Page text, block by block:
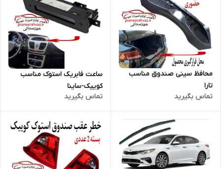
محافظ سینی صندوق مناسب
تارا
تماس بگیرید
ساعت فابریک استوک مناسب
کوییک-ساینا
تماس بگیرید